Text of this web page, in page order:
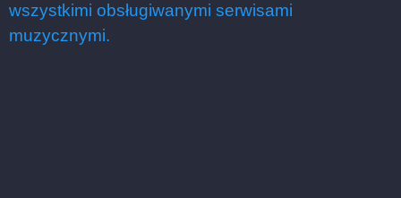
wszystkimi obsługiwanymi serwisami
muzycznymi.